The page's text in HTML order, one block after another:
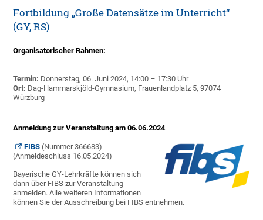
Fortbildung „Große Datensätze im Unterricht“
(GY, RS)
Organisatorischer Rahmen:
Termin: Donnerstag, 06. Juni 2024, 14:00 – 17:30 Uhr
Ort: Dag-Hammarskjöld-Gymnasium, Frauenlandplatz 5, 97074
Würzburg
Anmeldung zur Veranstaltung am 06.06.2024
FIBS (Nummer 366683)
(Anmeldeschluss 16.05.2024)
Bayerische GY-Lehrkräfte können sich
dann über FIBS zur Veranstaltung
anmelden. Alle weiteren Informationen
können Sie der Ausschreibung bei FIBS entnehmen.